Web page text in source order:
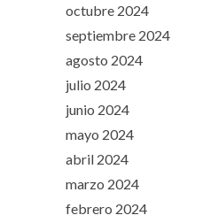
octubre 2024
septiembre 2024
agosto 2024
julio 2024
junio 2024
mayo 2024
abril 2024
marzo 2024
febrero 2024